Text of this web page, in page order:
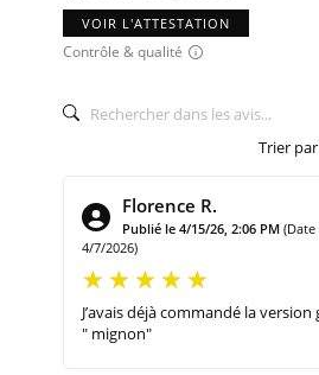
VOIR L'ATTESTATION
Contrôle & qualité
Trier par
Florence R.
Publié le 4/15/26, 2:06 PM
4/7/2026)
J’avais déjà commandé la version
" mignon"